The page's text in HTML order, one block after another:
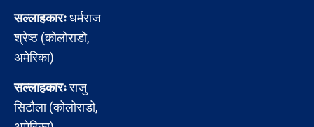
सल्लाहकारःधर्मराज
श्रेष्ठ (कोलोराडो,
अमेरिका)
सल्लाहकारःराजु
सिटौला (कोलोराडो,